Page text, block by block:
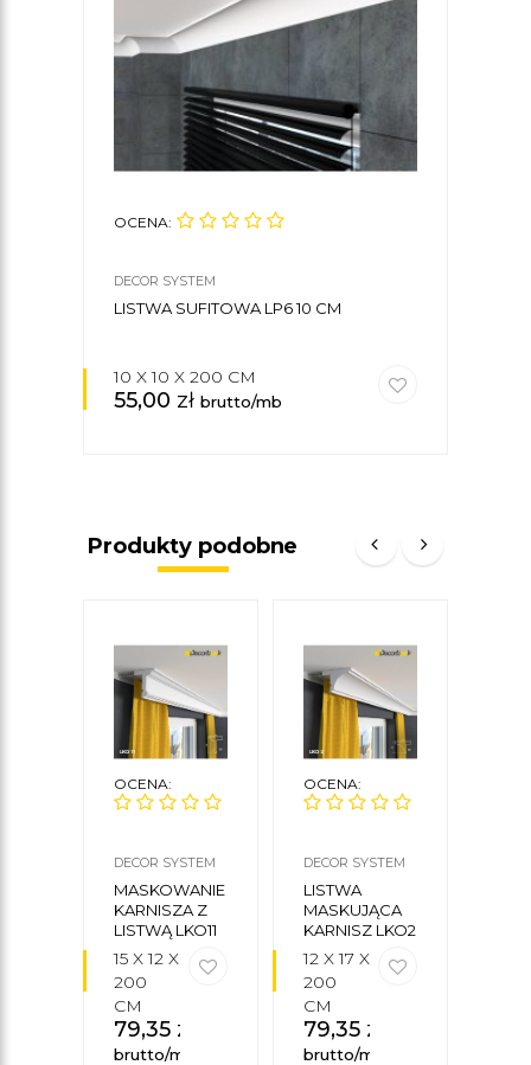
OCENA:
DECOR SYSTEM
LISTWA SUFITOWA LP6 10 CM
10 X 10 X 200 CM
55,00 zł brutto/mb
Produkty podobne
OCENA:
DECOR SYSTEM
MASKOWANIE
KARNISZA Z
LISTWĄ LKO11
15 X 12 X
200
CM
79,35 zł
brutto/mb
OCENA:
DECOR SYSTEM
LISTWA
MASKUJĄCA
KARNISZ LKO2
12 X 17 X
200
CM
79,35 zł
brutto/mb